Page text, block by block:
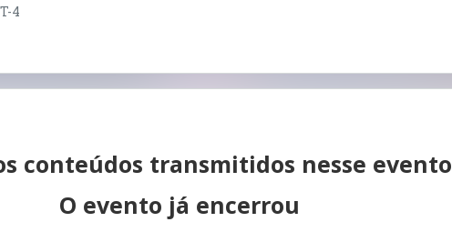
4
conteúdos transmitidos nesse evento
O evento já encerrou